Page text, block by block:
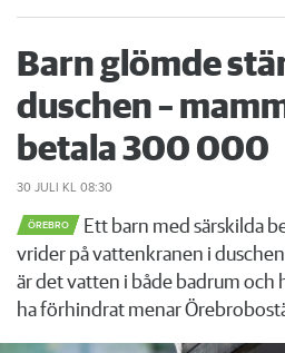
Barn glömde
duschen –
betala 300 000
30 JULI KL 08:30
ÖREBRO
Ett barn med särskilda
vrider på vattenkranen i
är det vatten i både badrum och
ha förhindrat menar